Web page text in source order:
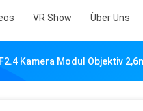
VR Show Über Uns
Kamera Modul Objektiv